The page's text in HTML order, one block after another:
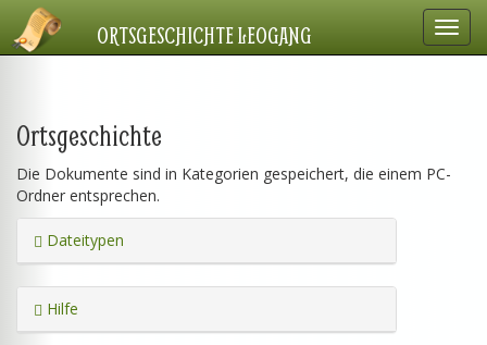
ORTSGESCHICHTE LEOGANG
Ortsgeschichte
Die Dokumente sind in Kategorien gespeichert, die einem PC-
Ordner entsprechen.
Dateitypen
Hilfe